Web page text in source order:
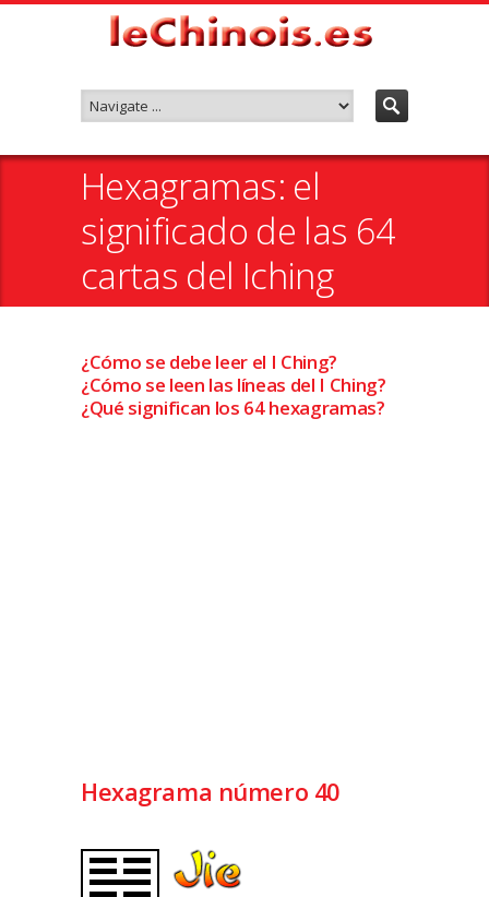
Hexagramas: el
significado de las 64
cartas del Iching
¿Cómo se debe leer el I Ching?
¿Cómo se leen las líneas del I Ching?
¿Qué significan los 64 hexagramas?
Hexagrama número 40